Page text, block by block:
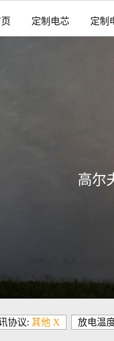
定制电芯 定制
高尔
协议: 其他 X 放电温